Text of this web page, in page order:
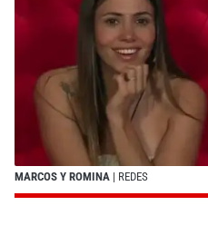
MARCOS Y ROMINA | REDES